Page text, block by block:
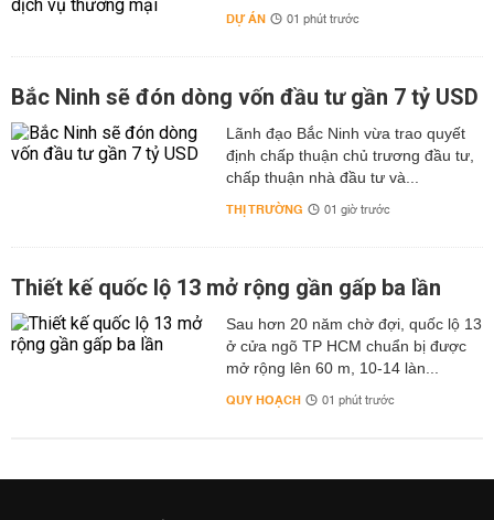
DỰ ÁN 01 phút trước
Bắc Ninh sẽ đón dòng vốn đầu tư gần 7 tỷ USD
Lãnh đạo Bắc Ninh vừa trao quyết
định chấp thuận chủ trương đầu tư,
chấp thuận nhà đầu tư và...
THỊ TRƯỜNG 01 giờ trước
Thiết kế quốc lộ 13 mở rộng gần gấp ba lần
Sau hơn 20 năm chờ đợi, quốc lộ 13
ở cửa ngõ TP HCM chuẩn bị được
mở rộng lên 60 m, 10-14 làn...
QUY HOẠCH 01 phút trước